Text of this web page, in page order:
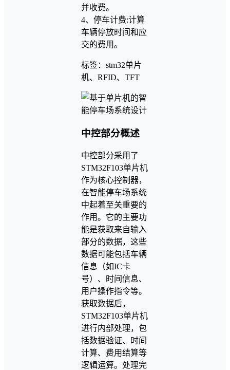
并收费。
4、停车计费:计算
车辆停放时间和应
交的费用。
标签：stm32单片
机、RFID、TFT
中控部分概述
中控部分采用了
STM32F103单片机
作为核心控制器，
在智能停车场系统
中起着至关重要的
作用。它的主要功
能是获取来自输入
部分的数据，这些
数据可能包括车辆
信息（如IC卡
号）、时间信息、
用户操作指令等。
获取数据后，
STM32F103单片机
进行内部处理，包
括数据验证、时间
计算、费用结算等
逻辑运算。处理完